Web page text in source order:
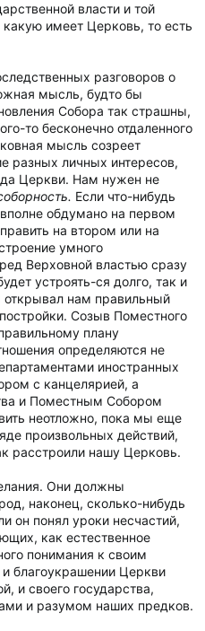
власти и той
имеет Церковь, то есть
разговоров о
мысль, будто бы
Собора так страшны,
то бесконечно отдаленного
мысль созреет
разных личных интересов,
Церкви. Нам нужен не
Если что-нибудь
обдумано на первом
на втором или на
умного
Верховной властью сразу
устроять-ся долго, так и
нам правильный
Созыв Поместного
плану
определяются не
иностранных
с канцелярией, а
и Поместным Собором
неотложно, пока мы еще
произвольных действий,
расстроили нашу Церковь.
Они должны
наконец, сколько-нибудь
он понял уроки несчастий,
как естественное
понимания к своим
благоукрашении Церкви
и своего государства,
и разумом наших предков.